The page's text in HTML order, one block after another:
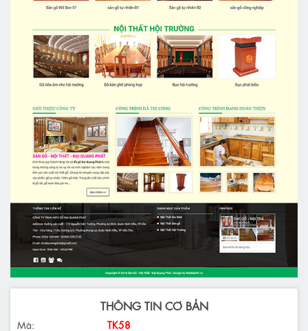
THÔNG TIN CƠ BẢN
Mã:
TK58